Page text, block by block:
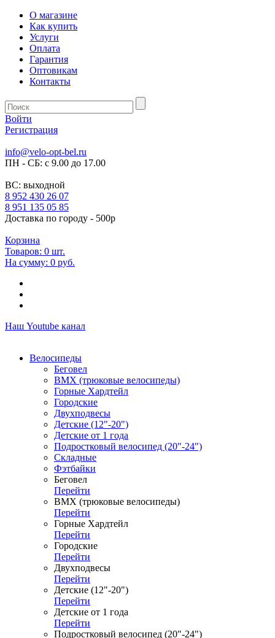
О магазине
Как купить
Услуги
Оплата
Гарантия
Оптовикам
Контакты
Войти
Регистрация
info@velo-opt-bel.ru
ПН - СБ: с 9.00 до 17.00
ВС: выходной
8 952 430 26 07
8 951 135 05 85
Доставка по городу - 500р
Корзина
Товаров: 0 шт.
На сумму: 0 руб.
Наш Youtube канал
Велосипеды
Беговел
ВМХ (трюковые велосипеды)
Горные Хардтейл
Городские
Двухподвесы
Детские (12"-20")
Детские от 1 года
Подростковый велосипед (20"-24")
Складные
Фэтбайки
Беговел
Перейти
ВМХ (трюковые велосипеды)
Перейти
Горные Хардтейл
Перейти
Городские
Перейти
Двухподвесы
Перейти
Детские (12"-20")
Перейти
Детские от 1 года
Перейти
Подростковый велосипед (20"-24")